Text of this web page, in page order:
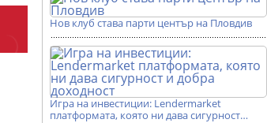
Нов клуб става парти център на Пловдив
Игра на инвестиции: Lendermarket
платформата, която ни дава сигурност…